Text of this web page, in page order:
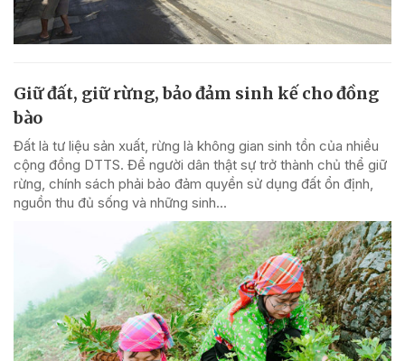
Giữ đất, giữ rừng, bảo đảm sinh kế cho đồng
bào
Đất là tư liệu sản xuất, rừng là không gian sinh tồn của nhiều
cộng đồng DTTS. Để người dân thật sự trở thành chủ thể giữ
rừng, chính sách phải bảo đảm quyền sử dụng đất ổn định,
nguồn thu đủ sống và những sinh...